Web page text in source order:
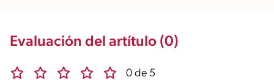
Evaluación del artítulo (0)
0 de 5